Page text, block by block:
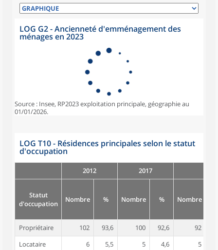
LOG G2 - Ancienneté d'emménagement des
ménages en 2023
Source : Insee, RP2023 exploitation principale, géographie au
01/01/2026.
LOG T10 - Résidences principales selon le statut
d'occupation
2012 2017
Statut
d'occupation
Nombre % Nombre % Nombre
Propriétaire 102 93,6 100 92,6 92
Locataire
6 5,5 5 4,6 5